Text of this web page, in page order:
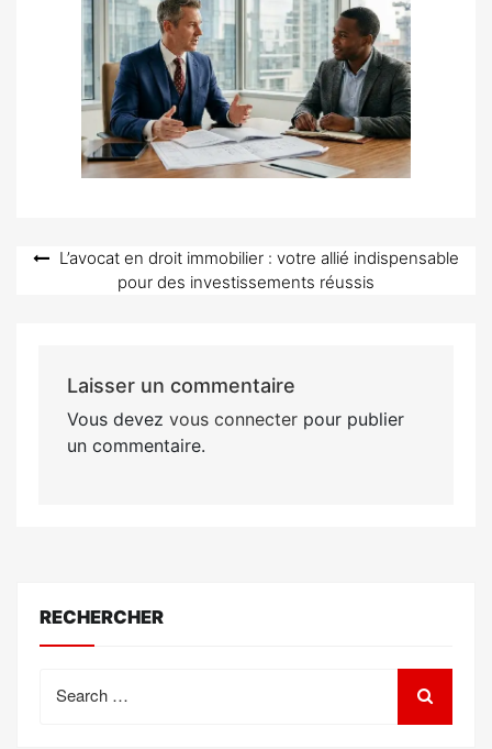
Navigation
L’avocat en droit immobilier : votre allié indispensable
pour des investissements réussis
Laisser un commentaire
Vous devez vous connecterpour publier
un commentaire.
RECHERCHER
for: